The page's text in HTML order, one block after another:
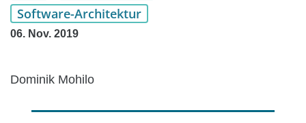
Software-Architektur
06. Nov. 2019
Dominik Mohilo